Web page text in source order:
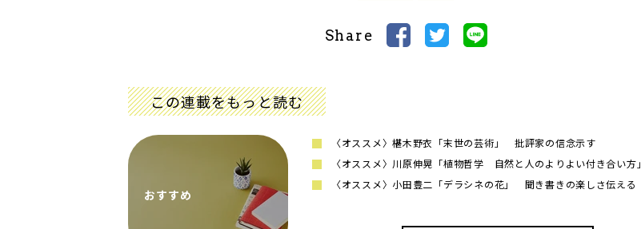
Share
この連載をもっと読む
おすすめ
〈オススメ〉椹木野衣「末世の芸術」 批評家の信念示す
〈オススメ〉川原伸晃「植物哲学 自然と人のよりよい付き合い方」
〈オススメ〉小田豊二「デラシネの花」 聞き書きの楽しさ伝える